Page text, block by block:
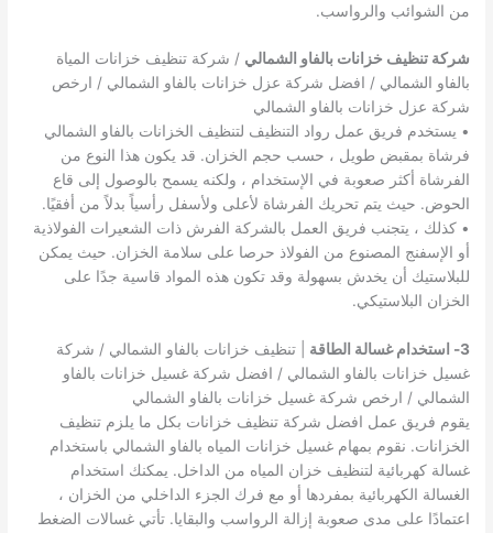
من الشوائب والرواسب.
شركة تنظيف خزانات بالفاو الشمالي / شركة تنظيف خزانات المياة
بالفاو الشمالي / افضل شركة عزل خزانات بالفاو الشمالي / ارخص
شركة عزل خزانات بالفاو الشمالي
• يستخدم فريق عمل رواد التنظيف لتنظيف الخزانات بالفاو الشمالي
فرشاة بمقبض طويل ، حسب حجم الخزان. قد يكون هذا النوع من
الفرشاة أكثر صعوبة في الإستخدام ، ولكنه يسمح بالوصول إلى قاع
الحوض. حيث يتم تحريك الفرشاة لأعلى ولأسفل رأسياً بدلاً من أفقيًا.
• كذلك ، يتجنب فريق العمل بالشركة الفرش ذات الشعيرات الفولاذية
أو الإسفنج المصنوع من الفولاذ حرصا على سلامة الخزان. حيث يمكن
للبلاستيك أن يخدش بسهولة وقد تكون هذه المواد قاسية جدًا على
الخزان البلاستيكي.
3- استخدام غسالة الطاقة
| تنظيف خزانات بالفاو الشمالي / شركة
غسيل خزانات بالفاو الشمالي / افضل شركة غسيل خزانات بالفاو
الشمالي / ارخص شركة غسيل خزانات بالفاو الشمالي
يقوم فريق عمل افضل شركة تنظيف خزانات بكل ما يلزم تنظيف
الخزانات. نقوم بمهام غسيل خزانات المياه بالفاو الشمالي باستخدام
غسالة كهربائية لتنظيف خزان المياه من الداخل. يمكنك استخدام
الغسالة الكهربائية بمفردها أو مع فرك الجزء الداخلي من الخزان ،
اعتمادًا على مدى صعوبة إزالة الرواسب والبقايا. تأتي غسالات الضغط